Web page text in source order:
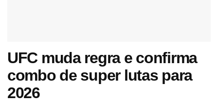
UFC muda regra e confirma
combo de super lutas para
2026